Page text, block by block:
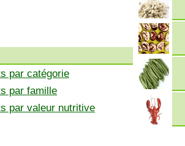
par catégorie
par famille
par valeur nutritive